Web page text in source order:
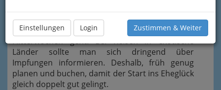
Einstellungen Login Zustimmen & Weiter
Traumreise gut geplant sein. Vor allem dann,
wenn es gleich nach der Hochzeit in die
Flitterwochen geht. Bei Reisen in exotische
Länder sollte man sich dringend über
Impfungen informieren. Deshalb, früh genug
planen und buchen, damit der Start ins Eheglück
gleich doppelt gut gelingt.